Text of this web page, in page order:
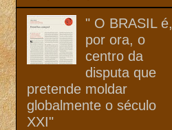
" O BRASIL é,
por ora, o
centro da
disputa que
pretende moldar
globalmente o século
XXI"